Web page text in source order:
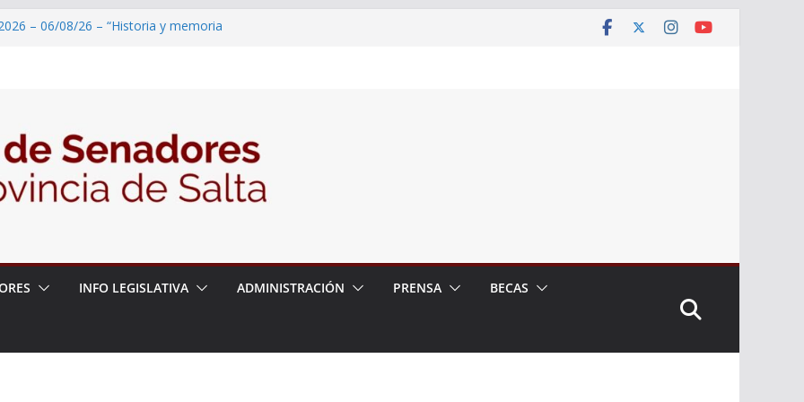
– 06/08/26 – “Historia y memoria
– 06/08/26 – Presentación del libro
del Dr. Víctor Alfredo Frías
– 06/08/26 – 82° Edición de la Expo
INFO LEGISLATIVA ADMINISTRACIÓN PRENSA BECAS